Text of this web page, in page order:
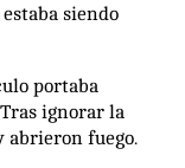
siendo
portaba
ignorar la
abrieron fuego.